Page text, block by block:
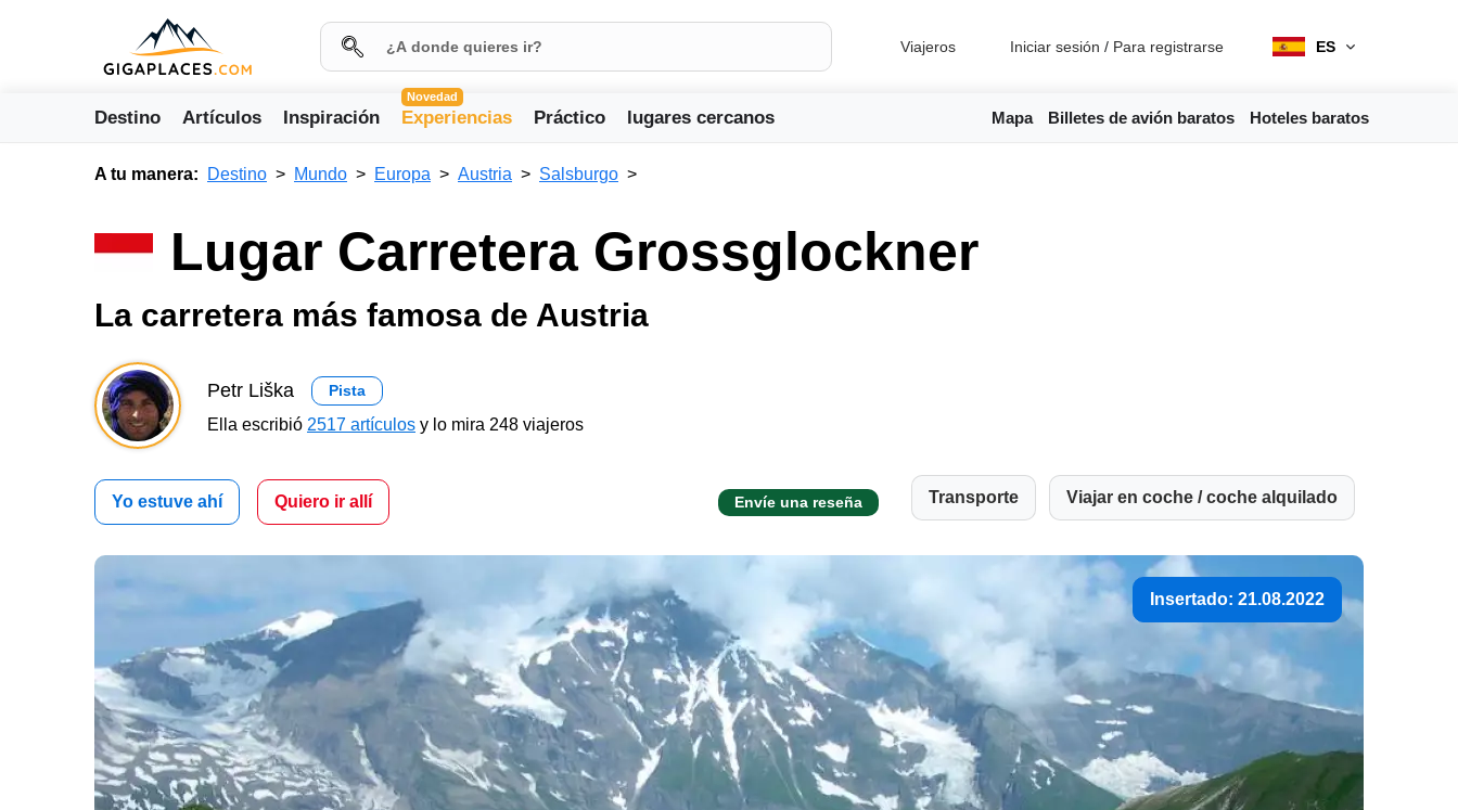
Viajeros Iniciar sesión / Para registrarse ES
Destino Artículos Inspiración
Novedad
Experiencias Práctico lugares cercanos Mapa Billetes de avión baratos Hoteles baratos
A tu manera: Destino Mundo Europa Austria Salsburgo
Lugar Carretera Grossglockner
La carretera más famosa de Austria
Petr Liška Pista
Ella escribió 2517 artículos y lo mira 248 viajeros
Yo estuve ahí Quiero ir allí Envíe una reseña Transporte Viajar en coche / coche alquilado
Insertado: 21.08.2022